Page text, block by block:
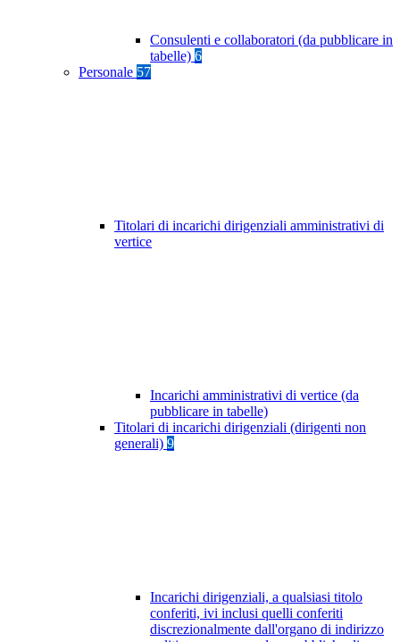
Consulenti e collaboratori (da pubblicare in
tabelle) 6
Personale 57
Titolari di incarichi dirigenziali amministrativi di
vertice
Incarichi amministrativi di vertice (da
pubblicare in tabelle)
Titolari di incarichi dirigenziali (dirigenti non
generali) 9
Incarichi dirigenziali, a qualsiasi titolo
conferiti, ivi inclusi quelli conferiti
discrezionalmente dall'organo di indirizzo